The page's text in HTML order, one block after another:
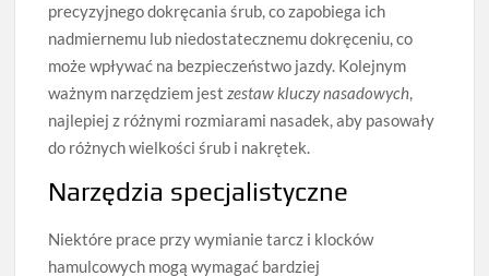
precyzyjnego dokręcania śrub, co zapobiega ich
nadmiernemu lub niedostatecznemu dokręceniu, co
może wpływać na bezpieczeństwo jazdy. Kolejnym
ważnym narzędziem jestzestaw kluczy nasadowych,
najlepiej z różnymi rozmiarami nasadek, aby pasowały
do różnych wielkości śrub i nakrętek.
Narzędzia specjalistyczne
Niektóre prace przy wymianie tarcz i klocków
hamulcowych mogą wymagać bardziej